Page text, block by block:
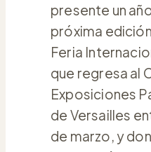
presente un
próxima
Feria
que regresa al
Exposiciones
de Versailles
de marzo, y